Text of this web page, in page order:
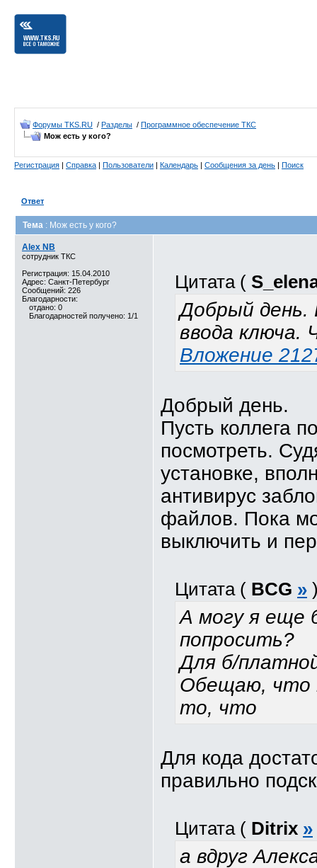
Форумы TKS.RU / Разделы / Программное обеспечение ТКС
Мож есть у кого?
Регистрация | Справка | Пользователи | Календарь | Сообщения за день | Поиск
Ответ
Тема : Мож есть у кого?
Alex NB
сотрудник ТКС
Регистрация: 15.04.2010
Адрес: Санкт-Петербург
Сообщений: 226
Благодарности:
отдано: 0
Благодарностей получено: 1/1
Цитата (
Добрый день.
ввода
Вложение
Добрый день.
Пусть коллега
посмотреть.
установке,
антивирус
файлов. Пока
выключить и
Цитата ( BCG »
А могу я еще
попросить?
Для б/
Обещаю, что
то, что
Для кода
правильно
Цитата ( Ditrix »
а вдруг